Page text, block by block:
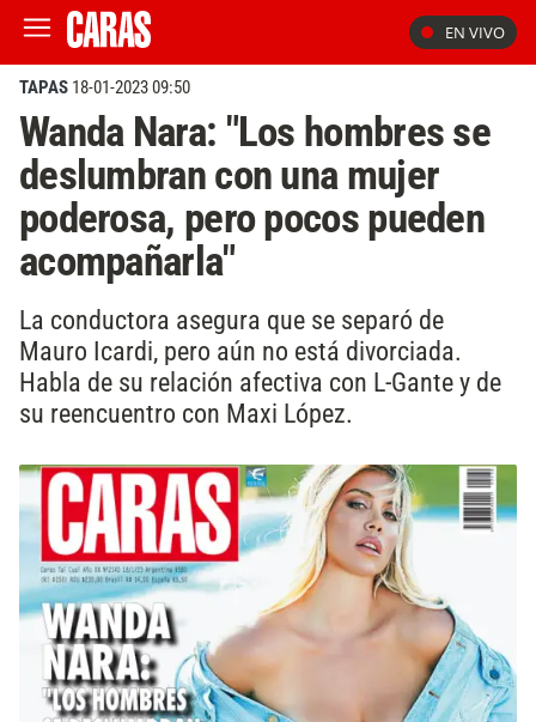
EN VIVO
TAPAS 18-01-2023 09:50
Wanda Nara: "Los hombres se
deslumbran con una mujer
poderosa, pero pocos pueden
acompañarla"
La conductora asegura que se separó de
Mauro Icardi, pero aún no está divorciada.
Habla de su relación afectiva con L-Gante y de
su reencuentro con Maxi López.